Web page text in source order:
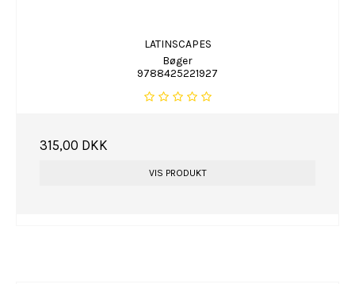
LATINSCAPES
Bøger
9788425221927
315,00 DKK
VIS PRODUKT